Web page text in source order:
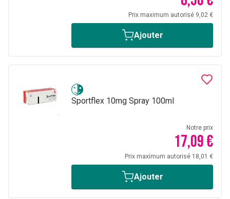
Prix maximum autorisé 9,02 €
Ajouter
Sportflex 10mg Spray 100ml
Notre prix
17,09 €
Prix maximum autorisé 18,01 €
Ajouter